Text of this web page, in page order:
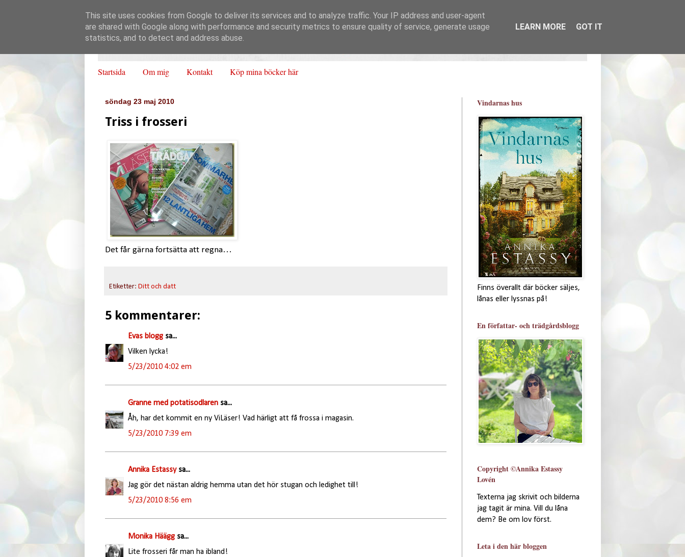
Startsida Om mig Kontakt Köp mina böcker här
söndag 23 maj 2010
Triss i frosseri
Det får gärna fortsätta att regna…
Etiketter: Ditt och datt
5 kommentarer:
Evas bloggsa...
Vilken lycka!
5/23/2010 4:02 em
Granne med potatisodlarensa...
Åh, har det kommit en ny ViLäser! Vad härligt att få frossa i magasin.
5/23/2010 7:39 em
Annika Estassysa...
Jag gör det nästan aldrig hemma utan det hör stugan och ledighet till!
5/23/2010 8:56 em
Monika Hääggsa...
Lite frosseri får man ha ibland!
Vindarnas hus
Finns överallt där böcker säljes,
lånas eller lyssnas på!
En författar- och trädgårdsblogg
Copyright ©Annika Estassy
Lovén
Texterna jag skrivit och bilderna
jag tagit är mina. Vill du låna
dem? Be om lov först.
Leta i den här bloggen
This site uses cookies from Google to deliver its services and to analyze traffic. Your IP address and user-agent
are shared with Google along with performance and security metrics to ensure quality of service, generate usage
statistics, and to detect and address abuse.
LEARN MORE GOT IT